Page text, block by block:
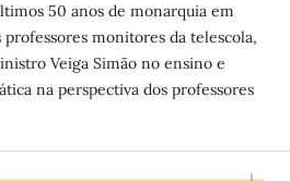
50 anos de monarquia em
monitores da telescola,
Veiga Simão no ensino e
na perspectiva dos professores